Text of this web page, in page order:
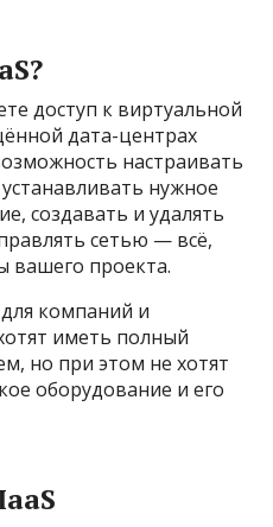
доступ к виртуальной
дата-центрах
настраивать
нужное
создавать и удалять
сетью — всё,
вашего проекта.
компаний и
иметь полный
но при этом не хотят
оборудование и его